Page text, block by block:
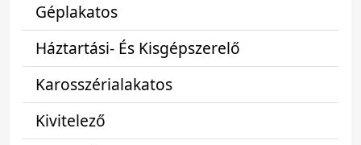
Géplakatos
Háztartási- És Kisgépszerelő
Karosszérialakatos
Kivitelező